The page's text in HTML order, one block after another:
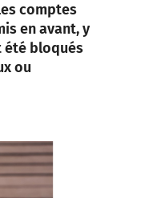
comptes
en avant, y
été bloqués
ou